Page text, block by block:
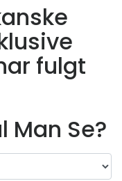
fulgt
Man Se?